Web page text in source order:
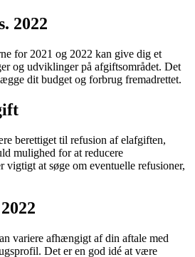
2022
for 2021 og 2022 kan give dig et
og udviklinger på afgiftsområdet. Det
dit budget og forbrug fremadrettet.
berettiget til refusion af elafgiften,
mulighed for at reducere
vigtigt at søge om eventuelle refusioner,
variere afhængigt af din aftale med
Det er en god idé at være